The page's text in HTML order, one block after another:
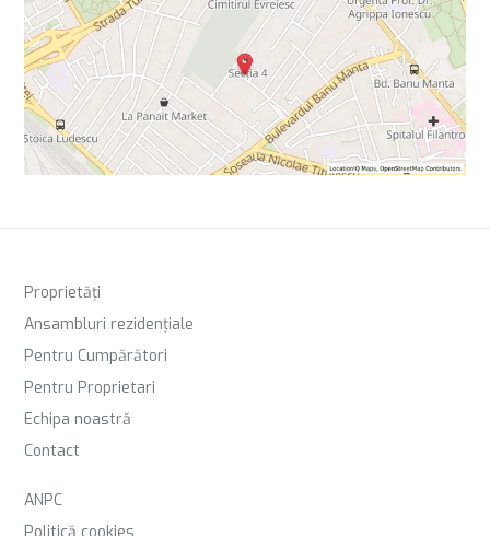
Proprietăți
Ansambluri rezidențiale
Pentru Cumpărători
Pentru Proprietari
Echipa noastră
Contact
ANPC